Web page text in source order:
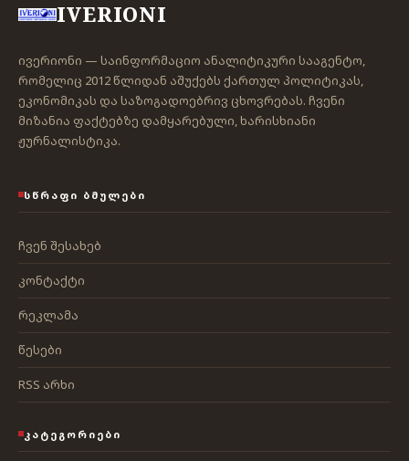
IVERIONI
ივერიონი — საინფორმაციო ანალიტიკური სააგენტო,
რომელიც 2012 წლიდან აშუქებს ქართულ პოლიტიკას,
ეკონომიკას და საზოგადოებრივ ცხოვრებას. ჩვენი
მიზანია ფაქტებზე დამყარებული, ხარისხიანი
ჟურნალისტიკა.
ᲡᲬᲠᲐᲤᲘ ᲑᲛᲣᲚᲔᲑᲘ
ჩვენ შესახებ
კონტაქტი
რეკლამა
წესები
RSS არხი
ᲙᲐᲢᲔᲒᲝᲠᲘᲔᲑᲘ